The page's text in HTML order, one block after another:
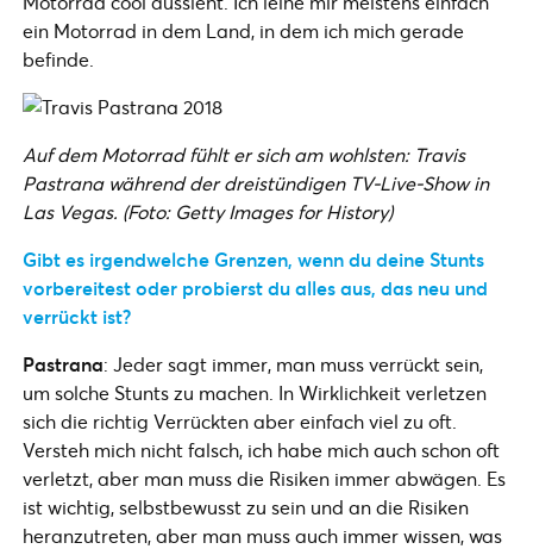
ein Motorrad in dem Land, in dem ich mich gerade
befinde.
Auf dem Motorrad fühlt er sich am wohlsten: Travis
Pastrana während der dreistündigen TV-Live-Show in
Las Vegas. (Foto: Getty Images for History)
Gibt es irgendwelche Grenzen, wenn du deine Stunts
vorbereitest oder probierst du alles aus, das neu und
verrückt ist?
Pastrana: Jeder sagt immer, man muss verrückt sein,
um solche Stunts zu machen. In Wirklichkeit verletzen
sich die richtig Verrückten aber einfach viel zu oft.
Versteh mich nicht falsch, ich habe mich auch schon oft
verletzt, aber man muss die Risiken immer abwägen. Es
ist wichtig, selbstbewusst zu sein und an die Risiken
heranzutreten, aber man muss auch immer wissen, was